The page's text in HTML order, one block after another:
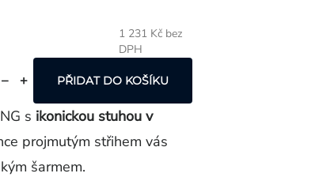
1 231 Kč bez
DPH
PŘIDAT DO KOŠÍKU
s ikonickou stuhou v
projmutým střihem vás
šarmem.